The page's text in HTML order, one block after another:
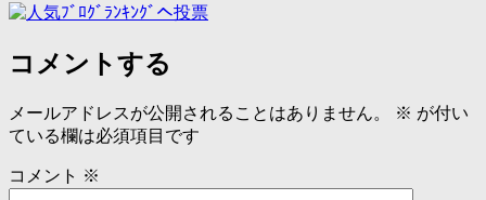
コメントする
メールアドレスが公開されることはありません。 ※ が付い
ている欄は必須項目です
コメント ※